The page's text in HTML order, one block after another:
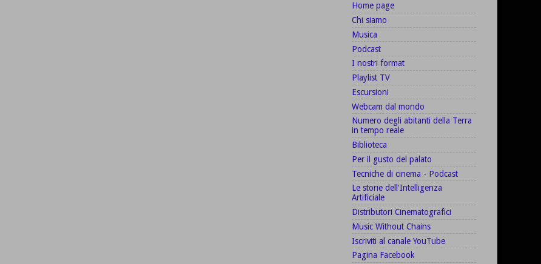
Home page
Chi siamo
Musica
Podcast
I nostri format
Playlist TV
Escursioni
Webcam dal mondo
Numero degli abitanti della Terra
in tempo reale
Biblioteca
Per il gusto del palato
Tecniche di cinema - Podcast
Le storie dell'Intelligenza
Artificiale
Distributori Cinematografici
Music Without Chains
Iscriviti al canale YouTube
Pagina Facebook